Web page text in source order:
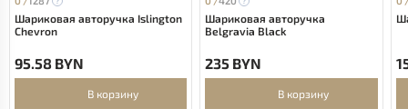
Шариковая авторучка Islington
Chevron
95.58 BYN
В корзину
Шариковая авторучка
Belgravia Black
235 BYN
В корзину